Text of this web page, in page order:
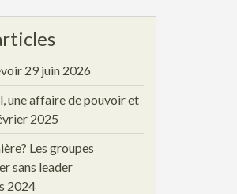
29 juin 2026
une affaire de pouvoir et
2025
Les groupes
sans leader
2024